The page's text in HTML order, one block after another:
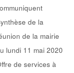
de la
de la mairie
lundi 11 mai 2020
de services à